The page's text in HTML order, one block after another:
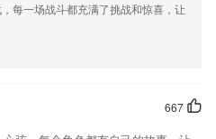
，每一场战斗都充满了挑战和惊喜，让
667